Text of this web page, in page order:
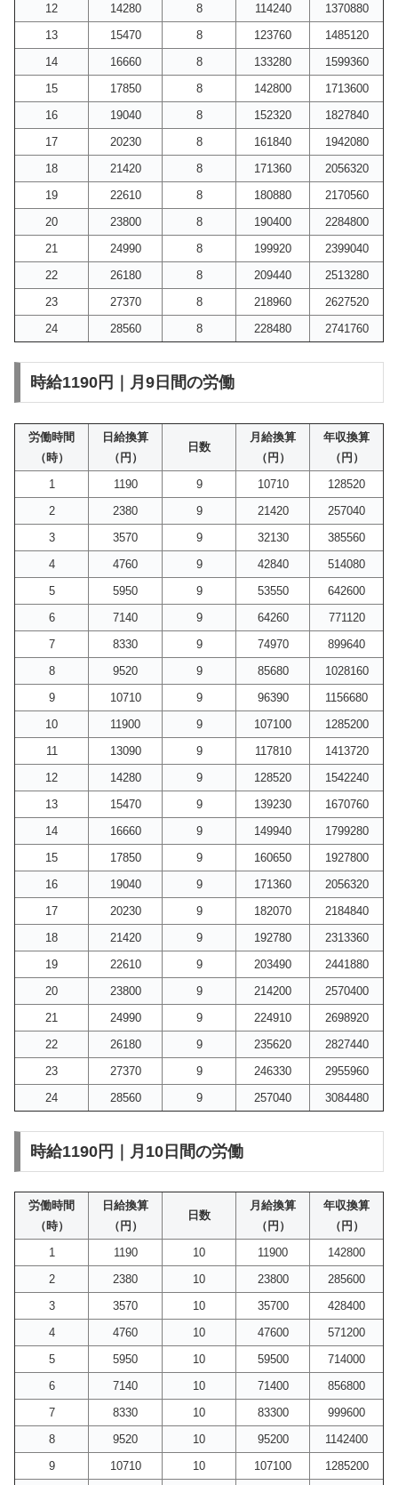
12
14280 8 114240
1370880
13
15470 8 123760
1485120
14
16660 8 133280
1599360
15
17850 8 142800
1713600
16
19040 8 152320
1827840
17
20230 8 161840
1942080
18
21420 8 171360
2056320
19
22610 8 180880
2170560
20
23800 8 190400
2284800
21
24990 8 199920
2399040
22
26180 8 209440
2513280
23
27370 8 218960
2627520
24
28560 8 228480 2741760
時給1190円｜月9日間の労働
労働時間
（時）
日給換算
（円）
日数
月給換算
（円）
年収換算
（円）
1
1190 9 10710
128520
2
2380 9 21420
257040
3
3570 9 32130
385560
4
4760 9 42840
514080
5
5950 9 53550
642600
6
7140 9 64260
771120
7
8330 9 74970
899640
8
9520 9 85680
1028160
9
10710 9 96390
1156680
10
11900 9 107100
1285200
11
13090 9 117810
1413720
12
14280 9 128520
1542240
13
15470 9 139230
1670760
14
16660 9 149940
1799280
15
17850 9 160650
1927800
16
19040 9 171360
2056320
17
20230 9 182070
2184840
18
21420 9 192780
2313360
19
22610 9 203490
2441880
20
23800 9 214200
2570400
21
24990 9 224910
2698920
22
26180 9 235620
2827440
23
27370 9 246330
2955960
24
28560 9 257040 3084480
時給1190円｜月10日間の労働
労働時間
（時）
日給換算
（円）
日数
月給換算
（円）
年収換算
（円）
1
1190 10 11900
142800
2
2380 10 23800
285600
3
3570 10 35700
428400
4
4760 10 47600
571200
5
5950 10 59500
714000
6
7140 10 71400
856800
7
8330 10 83300
999600
8
9520 10 95200
1142400
9
10710 10 107100
1285200